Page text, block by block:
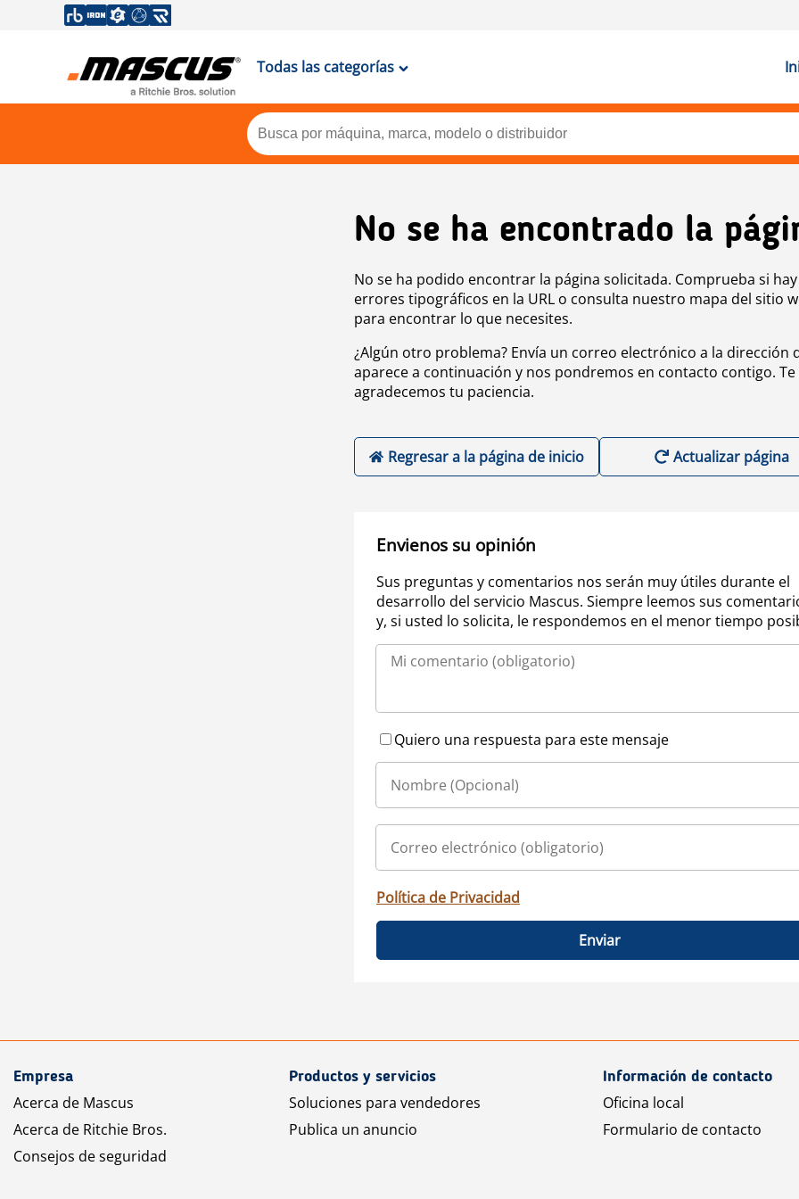
Todas las categorías
No se ha encontrado la
No se ha podido encontrar la página solicitada. Comprueba si hay
errores tipográficos en la URL o consulta nuestro mapa del sitio
para encontrar lo que necesites.
¿Algún otro problema? Envía un correo electrónico a la dirección
aparece a continuación y nos pondremos en contacto contigo. Te
agradecemos tu paciencia.
Regresar a la página de inicio Actualizar página
Envienos su opinión
Sus preguntas y comentarios nos serán muy útiles durante el
desarrollo del servicio Mascus. Siempre leemos sus
y, si usted lo solicita, le respondemos en el menor tiempo
Quiero una respuesta para este mensaje
Política de Privacidad
Enviar
Empresa
Acerca de Mascus
Acerca de Ritchie Bros.
Consejos de seguridad
Productos y servicios
Soluciones para vendedores
Publica un anuncio
Información de contacto
Oficina local
Formulario de contacto